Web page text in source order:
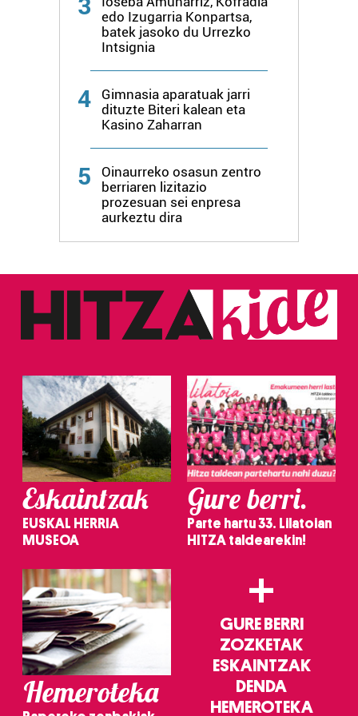
3
edo Izugarria Konpartsa,
batek jasoko du Urrezko
Intsignia
4
Gimnasia aparatuak jarri
dituzte Biteri kalean eta
Kasino Zaharran
5
Oinaurreko osasun zentro
berriaren lizitazio
prozesuan sei enpresa
aurkeztu dira
Eskaintzak
EUSKAL HERRIA
MUSEOA
Gure berri.
Parte hartu 33. Lilatoian
HITZA taldearekin!
Hemeroteka
+
GURE BERRI
ZOZKETAK
ESKAINTZAK
DENDA
HEMEROTEKA